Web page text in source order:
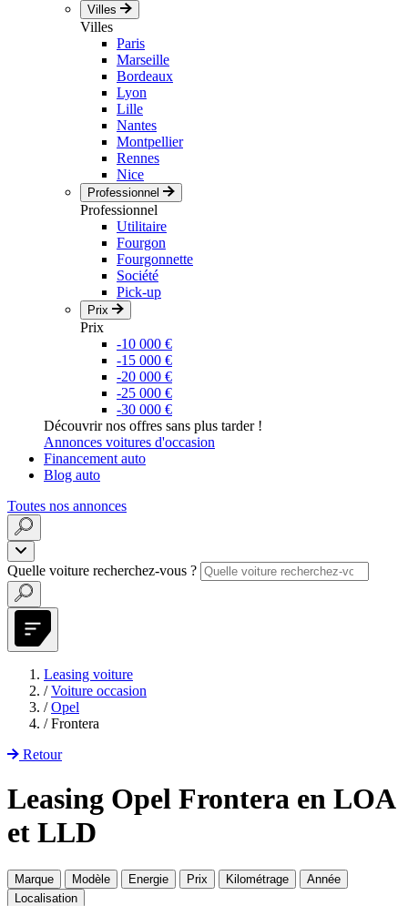
Villes
Villes
Paris
Marseille
Bordeaux
Lyon
Lille
Nantes
Montpellier
Rennes
Nice
Professionnel
Professionnel
Utilitaire
Fourgon
Fourgonnette
Société
Pick-up
Prix
Prix
-10 000 €
-15 000 €
-20 000 €
-25 000 €
-30 000 €
Découvrir nos offres sans plus tarder !
Annonces voitures d'occasion
Financement auto
Blog auto
Toutes nos annonces
Quelle voiture recherchez-vous ?
Leasing voiture
/ Voiture occasion
/ Opel
/ Frontera
Retour
Leasing Opel Frontera en LOA
et LLD
Marque Modèle Energie Prix Kilométrage
Année
Localisation